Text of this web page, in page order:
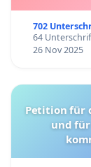
702
64
26 Nov 2025
Petition für die Abschaffung der Tötungsstationen
und